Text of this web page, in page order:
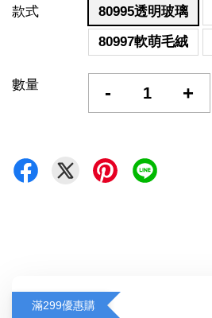
款式 80995透明玻璃
80997軟萌毛絨
數量 - +
滿299優惠購